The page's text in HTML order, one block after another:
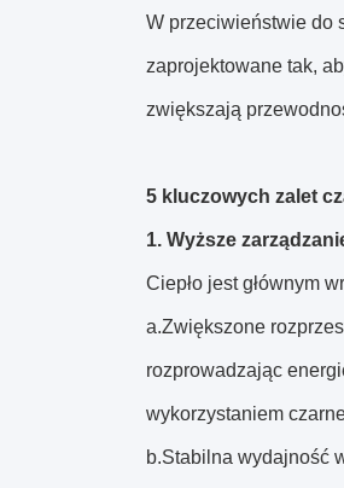
W przeciwieństwie do
zaprojektowane tak,
zwiększają
5 kluczowych zalet
1. Wyższe
Ciepło jest głównym
a.Zwiększone
rozprowadzając
wykorzystaniem
b.Stabilna wydajność